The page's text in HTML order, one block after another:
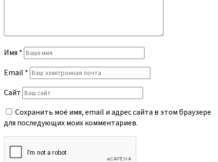
Имя *
Email *
Сайт
Сохранить моё имя, email и адрес сайта в этом браузере
для последующих моих комментариев.